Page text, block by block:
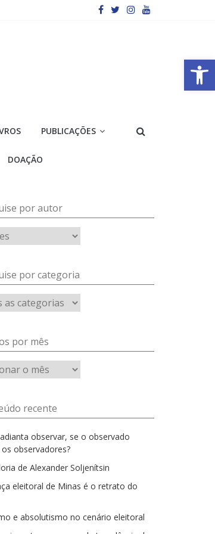
Barra de Ferramentas Aberta
PUBLICAÇÕES
DOAÇÃO
por autor
por categoria
por mês
recente
observar, se o observado
observadores?
de Alexander Soljenítsin
eleitoral de Minas é o retrato do
e absolutismo no cenário eleitoral